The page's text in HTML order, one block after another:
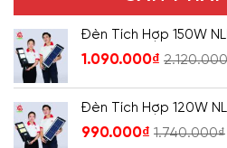
Đèn Tích Hợp 150W
1.090.000₫ 2.120.000
Đèn Tích Hợp 120W
990.000₫ 1.740.000₫